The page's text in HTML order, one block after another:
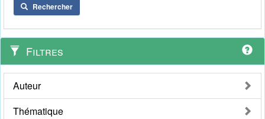
Rechercher
Filtres
Auteur
Thématique